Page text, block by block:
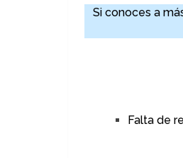
Si conoces a
Falta de